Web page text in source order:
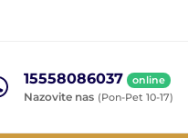
15558086037 online
Nazovite nas (Pon-Pet 10-17)